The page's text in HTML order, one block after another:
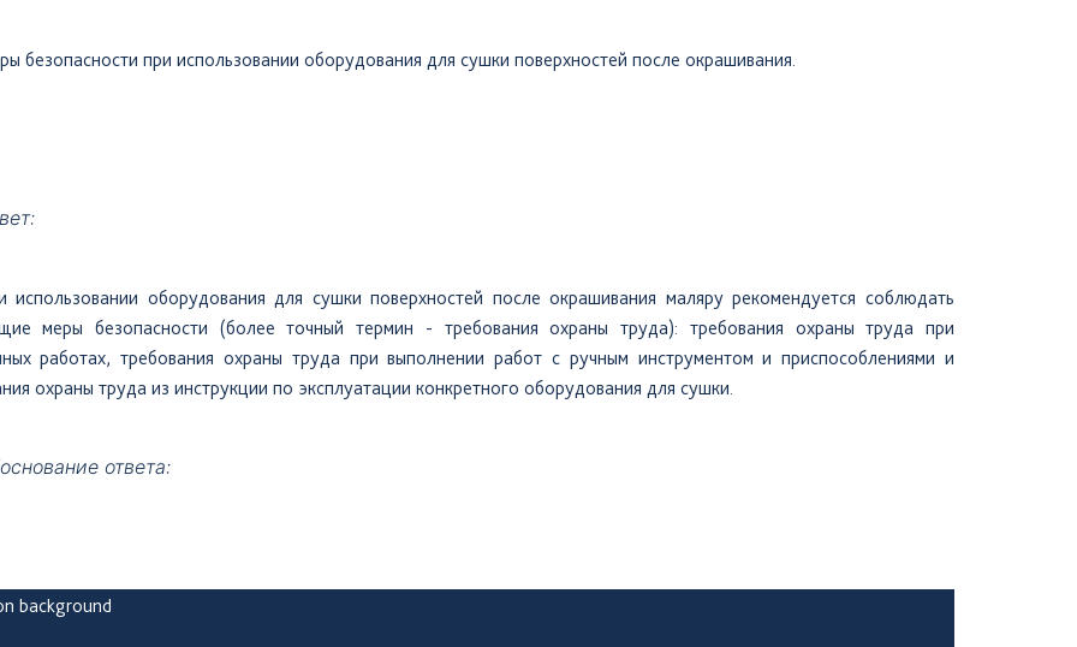
безопасности при использовании оборудования для сушки поверхностей после окрашивания.
использовании оборудования для сушки поверхностей после окрашивания маляру рекомендуется соблюдать
меры безопасности (более точный термин - требования охраны труда): требования охраны труда при
работах, требования охраны труда при выполнении работ с ручным инструментом и приспособлениями и
охраны труда из инструкции по эксплуатации конкретного оборудования для сушки.
ответа: